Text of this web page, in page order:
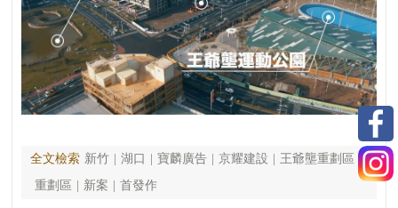
全文檢索 新竹 | 湖口 | 寶麟廣告 | 京耀建設 | 王爺壟重劃區 |
重劃區 | 新案 | 首發作